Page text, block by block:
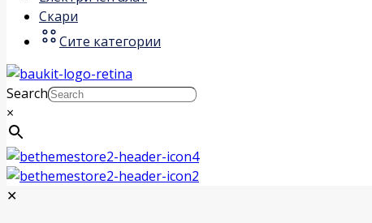
Скари
Сите категории
Search
×
✕